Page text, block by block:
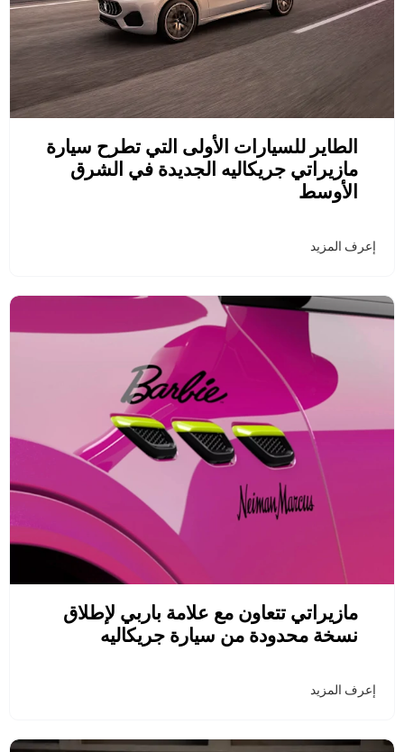
الطاير للسيارات الأولى التي تطرح سيارة
مازيراتي جريكاليه الجديدة في الشرق
الأوسط
إعرف المزيد
مازيراتي تتعاون مع علامة باربي لإطلاق
نسخة محدودة من سيارة جريكاليه
إعرف المزيد